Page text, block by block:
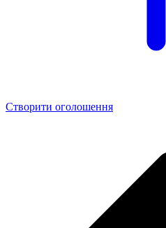
Створити оголошення